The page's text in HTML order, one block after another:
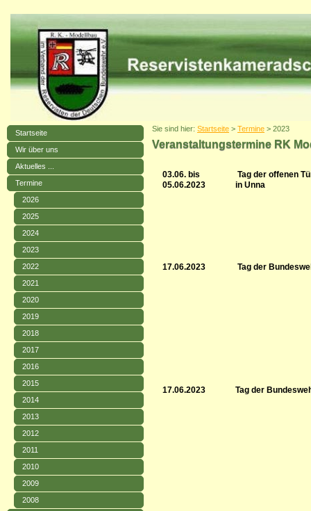
Startseite
Wir über uns
Aktuelles ...
Termine
2026
2025
2024
2023
2022
2021
2020
2019
2018
2017
2016
2015
2014
2013
2012
2011
2010
2009
2008
Sie sind hier: Startseite > Termine > 2023
Veranstaltungstermine RK
03.06. bis
05.06.2023
Tag der offenen
in Unna
17.06.2023 Tag der
17.06.2023 Tag der